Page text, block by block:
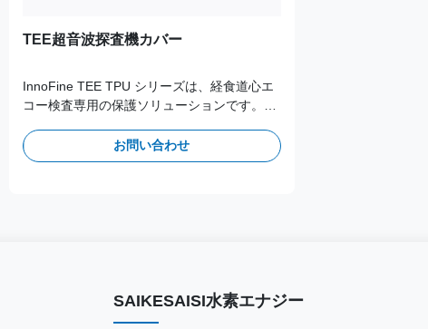
TEE超音波探査機カバー
InnoFine TEE TPU シリーズは、経食道心エ
コー検査専用の保護ソリューションです。
トにより、重要な心臓評価においてシャフト
全体をカバーし、アーチファクトのない画像
お問い合わせ
SAIKESAISI水素エナジー